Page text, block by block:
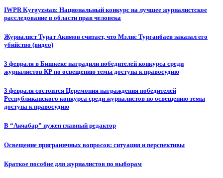
IWPR Kyrgyzstan: Национальный конкурс на лучшее журналистское
расследование в области прав человека
Журналист Турат Акимов считает, что Мэлис Турганбаев заказал его
убийство (видео)
3 февраля в Бишкеке наградили победителей конкурса среди
журналистов КР по освещению темы доступа к правосудию
3 февраля состоится Церемония награждения победителей
Республиканского конкурса среди журналистов по освещению темы
доступа к правосудию
В “Акчабар” нужен главный редактор
Освещение приграничных вопросов: ситуация и перспективы
Краткое пособие для журналистов по выборам